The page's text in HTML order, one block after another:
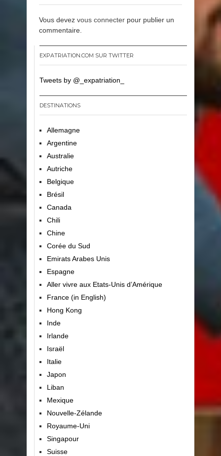
Vous devez vous connecterpour publier un
commentaire.
EXPATRIATION.COM SUR TWITTER
Tweets by @_expatriation_
DESTINATIONS
Allemagne
Argentine
Australie
Autriche
Belgique
Brésil
Canada
Chili
Chine
Corée du Sud
Emirats Arabes Unis
Espagne
Aller vivre aux Etats-Unis d’Amérique
France (in English)
Hong Kong
Inde
Irlande
Israël
Italie
Japon
Liban
Mexique
Nouvelle-Zélande
Royaume-Uni
Singapour
Suisse